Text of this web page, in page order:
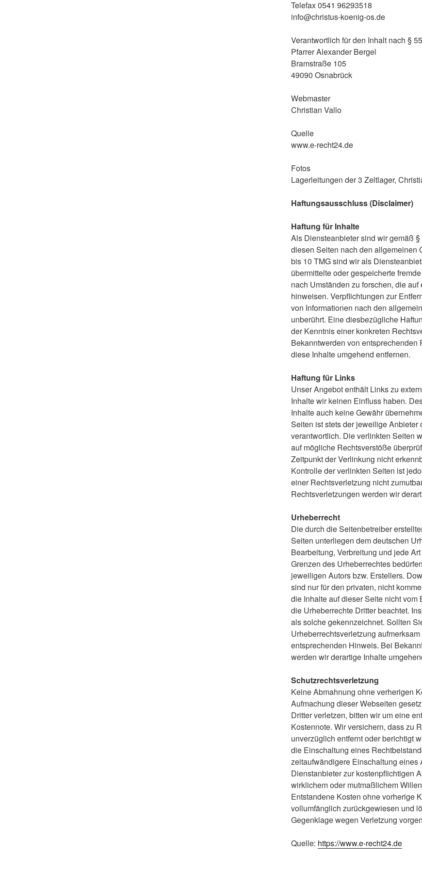
Telefax 0541 96293518
info@christus-koenig-os.de
Verantwortlich für den Inhalt nach §
Pfarrer Alexander Bergel
Bramstraße 105
49090 Osnabrück
Webmaster
Christian Vallo
Quelle
www.e-recht24.de
Fotos
Lagerleitungen der 3 Zeltlager,
Haftungsausschluss (Disclaimer)
Haftung für Inhalte
Als Diensteanbieter sind wir gemäß
diesen Seiten nach den allgemeinen
bis 10 TMG sind wir als
übermittelte oder gespeicherte
nach Umständen zu forschen, die
hinweisen. Verpflichtungen zur
von Informationen nach den
unberührt. Eine diesbezügliche
der Kenntnis einer konkreten
Bekanntwerden von
diese Inhalte umgehend entfernen.
Haftung für Links
Unser Angebot enthält Links zu
Inhalte wir keinen Einfluss haben.
Inhalte auch keine Gewähr
Seiten ist stets der jeweilige Anbieter
verantwortlich. Die verlinkten Seiten
auf mögliche Rechtsverstöße
Zeitpunkt der Verlinkung nicht
Kontrolle der verlinkten Seiten ist
einer Rechtsverletzung nicht
Rechtsverletzungen werden wir
Urheberrecht
Die durch die Seitenbetreiber
Seiten unterliegen dem deutschen
Bearbeitung, Verbreitung und jede
Grenzen des Urheberrechtes
jeweiligen Autors bzw. Erstellers.
sind nur für den privaten, nicht
die Inhalte auf dieser Seite nicht
die Urheberrechte Dritter beachtet.
als solche gekennzeichnet. Sollten
Urheberrechtsverletzung
entsprechenden Hinweis. Bei
werden wir derartige Inhalte
Schutzrechtsverletzung
Keine Abmahnung ohne verherigen
Aufmachung dieser Webseiten
Dritter verletzen, bitten wir um eine
Kostennote. Wir versichern, dass zu
unverzüglich entfernt oder berichtigt
die Einschaltung eines
zeitaufwändigere Einschaltung eines
Dienstanbieter zur kostenpflichtigen
wirklichem oder mutmaßlichem
Entstandene Kosten ohne vorherige
vollumfänglich zurückgewiesen und
Gegenklage wegen Verletzung
Quelle: https://www.e-recht24.de